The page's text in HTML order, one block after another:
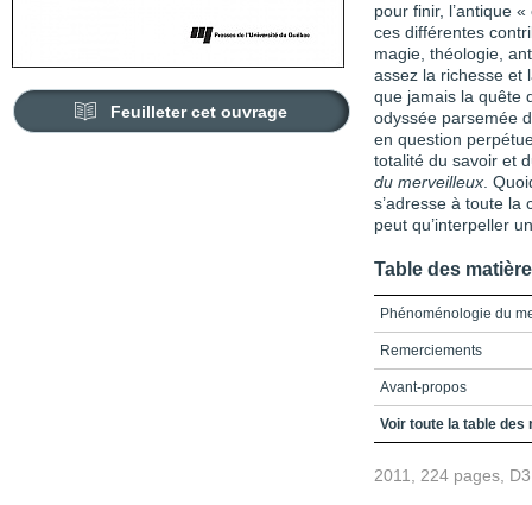
Feuilleter cet ouvrage
pour finir, l’antique
ces différentes
magie, théologie,
assez la richesse et
que jamais la quête
odyssée parsemée
en question
totalité du savoir et
du merveilleux.
s’adresse à toute la
peut qu’interpeller
Table des
Phénoménologie du
Remerciements
Avant-propos
L’émerveillement du
littérature hispano-
Voir toute la table des
2011, 224 pages,